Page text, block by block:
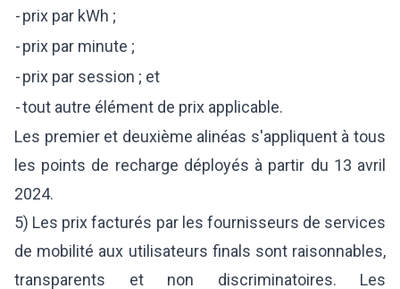
-prix par kWh ;
-prix par minute ;
-prix par session ; et
-tout autre élément de prix applicable.
Les premier et deuxième alinéas s'appliquent à tous
les points de recharge déployés à partir du 13 avril
2024.
5) Les prix facturés par les fournisseurs de services
de mobilité aux utilisateurs finals sont raisonnables,
transparents et non discriminatoires. Les